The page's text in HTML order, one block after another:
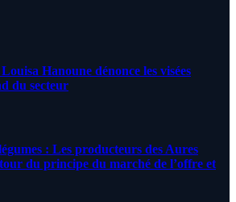
Hanoune dénonce les visées
du secteur
: Les producteurs des Aures
du principe du marché de l’offre et